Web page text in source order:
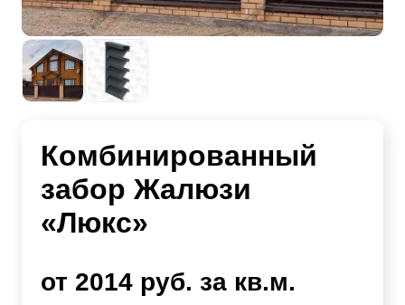
Комбинированный
забор Жалюзи
«Люкс»
от 2014 руб. за кв.м.